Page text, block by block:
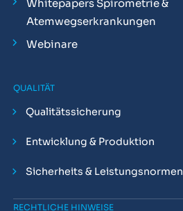
Whitepapers Spirometrie &
Atemwegserkrankungen
Webinare
QUALITÄT
Qualitätssicherung
Entwicklung & Produktion
Sicherheits & Leistungsnormen
RECHTLICHE HINWEISE